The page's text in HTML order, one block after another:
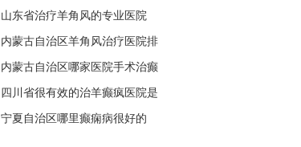
山东省治疗羊角风的专业医院
内蒙古自治区羊角风治疗医院排
内蒙古自治区哪家医院手术治癫
四川省很有效的治羊癫疯医院是
宁夏自治区哪里癫痫病很好的